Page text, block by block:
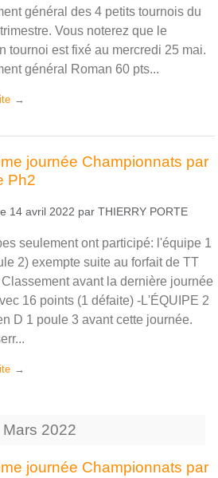
général des 4 petits tournois du
Vous noterez que le
tournoi est fixé au mercredi 25 mai.
général Roman 60 pts...
journée Championnats par
Ph2
14 avril 2022 par THIERRY PORTE
seulement ont participé: l'équipe 1
2) exempte suite au forfait de TT
Classement avant la dernière journée
16 points (1 défaite) -L'ÉQUIPE 2
D 1 poule 3 avant cette journée.
Mars 2022
journée Championnats par